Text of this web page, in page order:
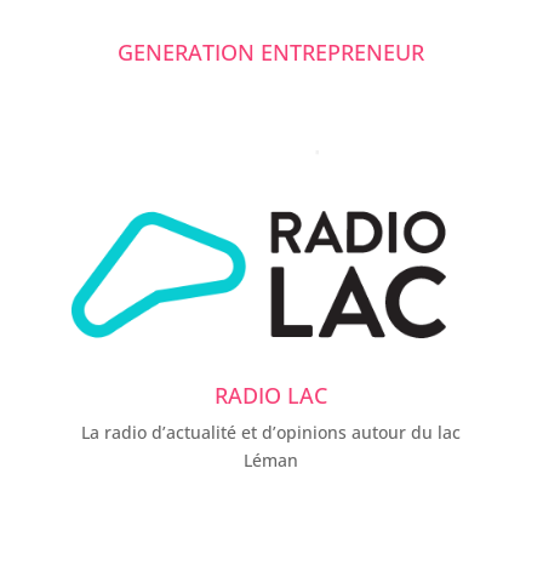
GENERATION ENTREPRENEUR
RADIO LAC
La radio d’actualité et d’opinions autour du lac
Léman